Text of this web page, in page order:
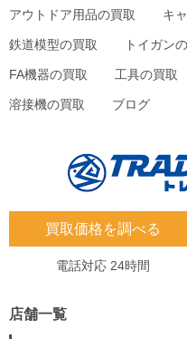
買取価格を調べる
電話対応 24時間
店舗一覧
アウトドア用品の買取 キ
鉄道模型の買取 トイガン
FA機器の買取 工具の買取
溶接機の買取 ブログ